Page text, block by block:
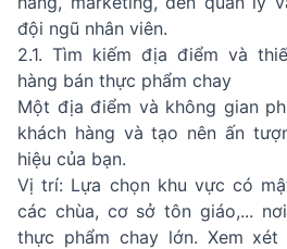
đội ngũ nhân viên.
2.1. Tìm kiếm địa điểm và
hàng bán thực phẩm chay
Một địa điểm và không gian
khách hàng và tạo nên ấn
hiệu của bạn.
Vị trí: Lựa chọn khu vực có
các chùa, cơ sở tôn giáo,...
thực phẩm chay lớn. Xem